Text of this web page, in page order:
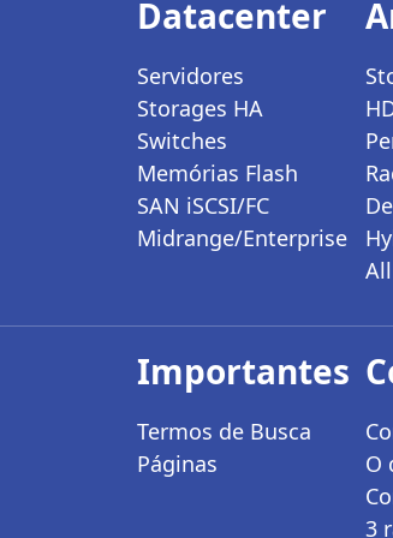
Datacenter
Servidores
Storages HA
Switches
Memórias Flash
SAN iSCSI/FC
Midrange/Enterprise
Importantes
Termos de Busca
Páginas
O
3